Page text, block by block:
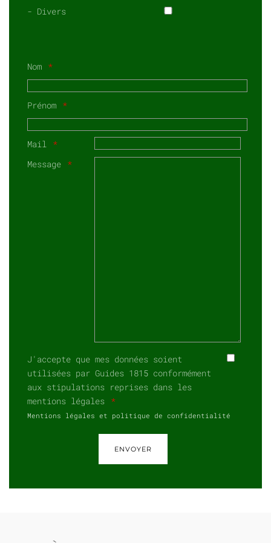
- Divers
Nom
Prénom
Mail
Message
J'accepte que mes données soient
utilisées par Guides 1815 conformément
aux stipulations reprises dans les
mentions légales
Mentions légales et politique de confidentialité